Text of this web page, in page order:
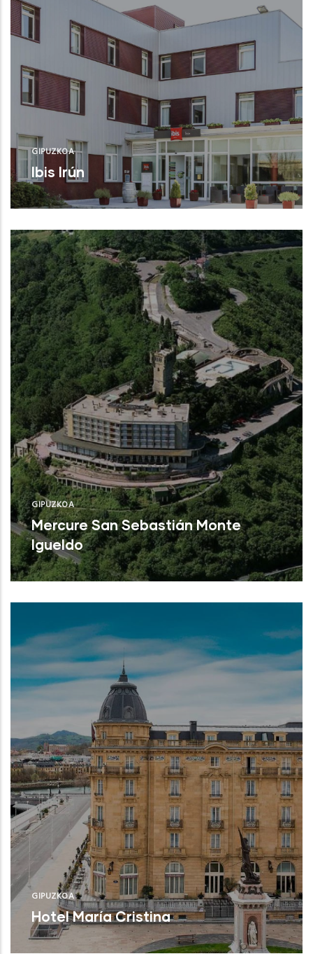
GIPUZKOA
Ibis Irún
GIPUZKOA
Mercure San Sebastián Monte
Igueldo
GIPUZKOA
Hotel María Cristina